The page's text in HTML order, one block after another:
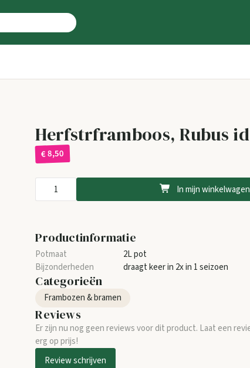
Herfstrframboos, Rubus
€ 8,50
In mijn winkelwagen
Productinformatie
2L pot
draagt keer in 2x in 1 seizoen
Categorieën
Frambozen & bramen
Reviews
Er zijn nu nog geen reviews voor dit product. Laat een
erg op prijs!
Review schrijven